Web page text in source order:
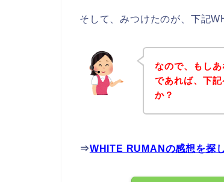
そして、みつけたのが、下記
なので、もし
であれば、下
か？
⇒WHITE RUMANの感想を探